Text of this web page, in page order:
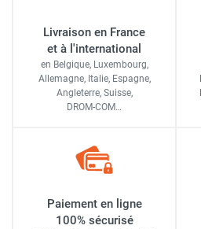
Livraison en France
et à l'international
en Belgique, Luxembourg,
Allemagne, Italie, Espagne,
Angleterre, Suisse,
DROM-COM…
Paiement en ligne
100% sécurisé